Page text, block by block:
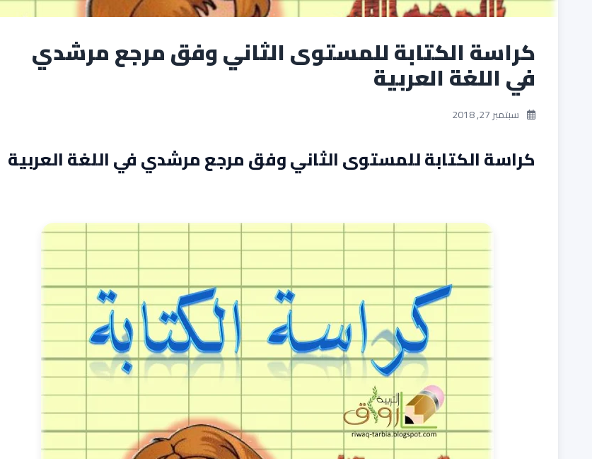
كراسة الكتابة للمستوى الثاني وفق مرجع مرشدي
في اللغة العربية
سبتمبر 27, 2018
كراسة الكتابة للمستوى الثاني وفق مرجع مرشدي في اللغة العربية